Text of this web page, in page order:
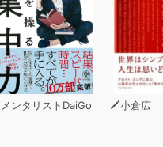
メンタリストDaiGo 小倉広